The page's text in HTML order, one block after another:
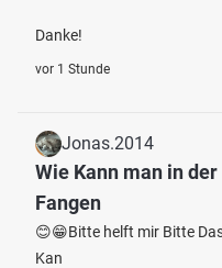
Danke!
vor 1 Stunde
Jonas.2014
Wie Kann man in
Fangen
😊😁Bitte helft mir Bitte
Kan